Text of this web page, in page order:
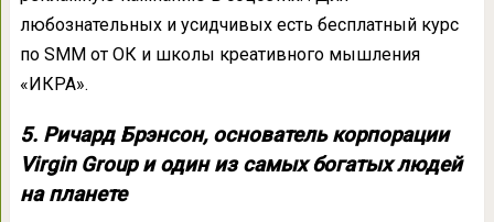
любознательных и усидчивых есть бесплатный курс
по SMM от ОК и школы креативного мышления
«ИКРА».
5. Ричард Брэнсон, основатель корпорации
Virgin Group и один из самых богатых людей
на планете